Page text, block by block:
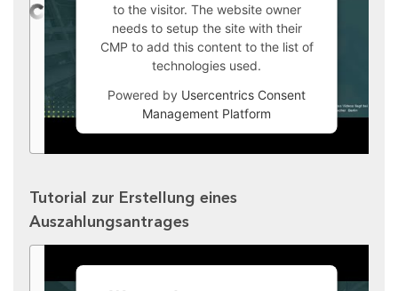
to the visitor. The website owner
needs to setup the site with their
CMP to add this content to the list of
technologies used.
Powered by Usercentrics Consent
Management Platform
Tutorial zur Erstellung eines
Auszahlungsantrages